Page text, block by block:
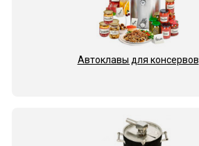
Автоклавы для консервов